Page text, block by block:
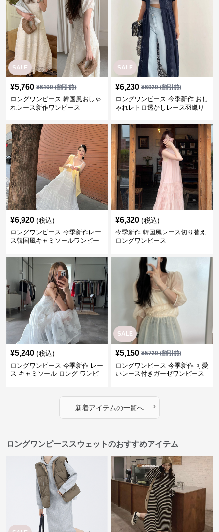
SALE
¥5,760 ¥6400(割引前)
ロングワンピース 韓国風おしゃ
れレース新作ワンピース
SALE
¥6,230 ¥6920(割引前)
ロングワンピース 今季新作 おし
ゃれレトロ透かしレース羽織り
¥6,920 (税込)
ロングワンピース 今季新作レー
ス韓国風キャミソールワンピー
¥6,320 (税込)
今季新作 韓国風レース切り替え
ロングワンピース
¥5,240 (税込)
ロングワンピース 今季新作 レー
ス キャミソール ロング ワンピ
SALE
¥5,150 ¥5720(割引前)
ロングワンピース 今季新作 可愛
いレース付きガーゼワンピース
新着アイテムの一覧へ ›
ロングワンピーススウェットのおすすめアイテム